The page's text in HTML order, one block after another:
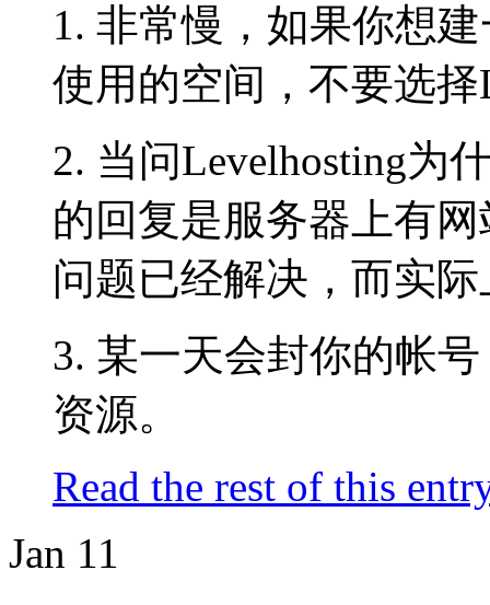
1. 非常慢，如果你想
使用的空间，不要选择
2. 当问Levelhosting为
的回复是服务器上有
问题已经解决，而实
3. 某一天会封你的帐
资源。
Read the rest of this
Jan 11